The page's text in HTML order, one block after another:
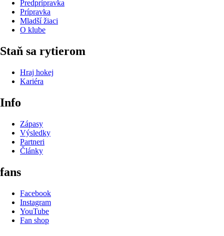
Predprípravka
Prípravka
Mladší žiaci
O klube
Staň sa rytierom
Hraj hokej
Kariéra
Info
Zápasy
Výsledky
Partneri
Články
fans
Facebook
Instagram
YouTube
Fan shop